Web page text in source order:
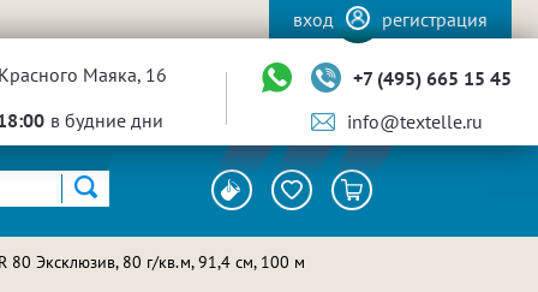
вход регистрация
Маяка, 16
в будние дни
+7 (495) 665 15 45
info@textelle.ru
80 Эксклюзив, 80 г/кв.м, 91,4 см, 100 м